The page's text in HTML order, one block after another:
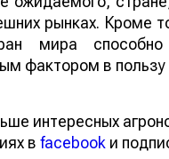
рынках. Кроме
мира
фактором в пользу
интересных
в facebook и